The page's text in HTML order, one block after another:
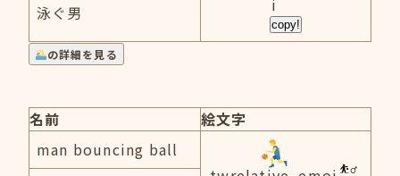
i
copy!
泳ぐ男
の詳細を見る
名前
絵文字
man bouncing ball